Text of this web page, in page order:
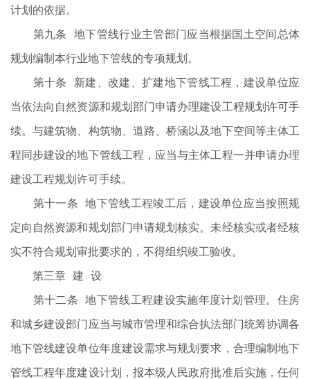
计划的依据。
第九条 地下管线行业主管部门应当根据国土空间总体
规划编制本行业地下管线的专项规划。
第十条 新建、改建、扩建地下管线工程，建设单位应
当依法向自然资源和规划部门申请办理建设工程规划许可手
续。与建筑物、构筑物、道路、桥涵以及地下空间等主体工
程同步建设的地下管线工程，应当与主体工程一并申请办理
建设工程规划许可手续。
第十一条 地下管线工程竣工后，建设单位应当按照规
定向自然资源和规划部门申请规划核实。未经核实或者经核
实不符合规划审批要求的，不得组织竣工验收。
第三章 建 设
第十二条 地下管线工程建设实施年度计划管理。住房
和城乡建设部门应当与城市管理和综合执法部门统筹协调各
地下管线建设单位年度建设需求与规划要求，合理编制地下
管线工程年度建设计划，报本级人民政府批准后实施，任何